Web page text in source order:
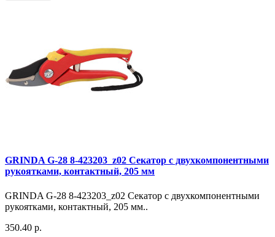
GRINDA G-28 8-423203_z02 Секатор с двухкомпонентными
рукоятками, контактный, 205 мм
GRINDA G-28 8-423203_z02 Секатор с двухкомпонентными
рукоятками, контактный, 205 мм..
350.40 р.